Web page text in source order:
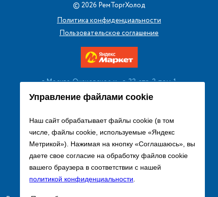
Управление файлами cookie
Наш сайт обрабатывает файлы cookie (в том
числе, файлы cookie, используемые «Яндекс
Метрикой»). Нажимая на кнопку «Соглашаюсь», вы
даете свое согласие на обработку файлов cookie
вашего браузера в соответствии с нашей
политикой конфиденциальности.
© 2026 РемТоргХолод
Политика конфиденциальности
Пользовательское соглашение
г. Москва, Очаковское ш., д. 32, стр. 2, пом. 1
+7 (495) 256 08 13
Заказать звонок
sales@remtorgholod.ru
Разработка и продвижение сайта